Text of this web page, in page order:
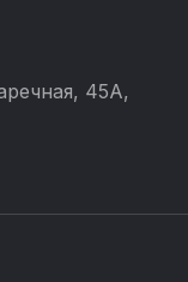
45А,